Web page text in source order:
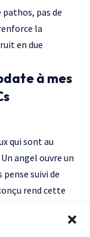
pathos, pas de
la
en due
à mes
qui sont au
angel ouvre un
suivi de
rend cette
il un